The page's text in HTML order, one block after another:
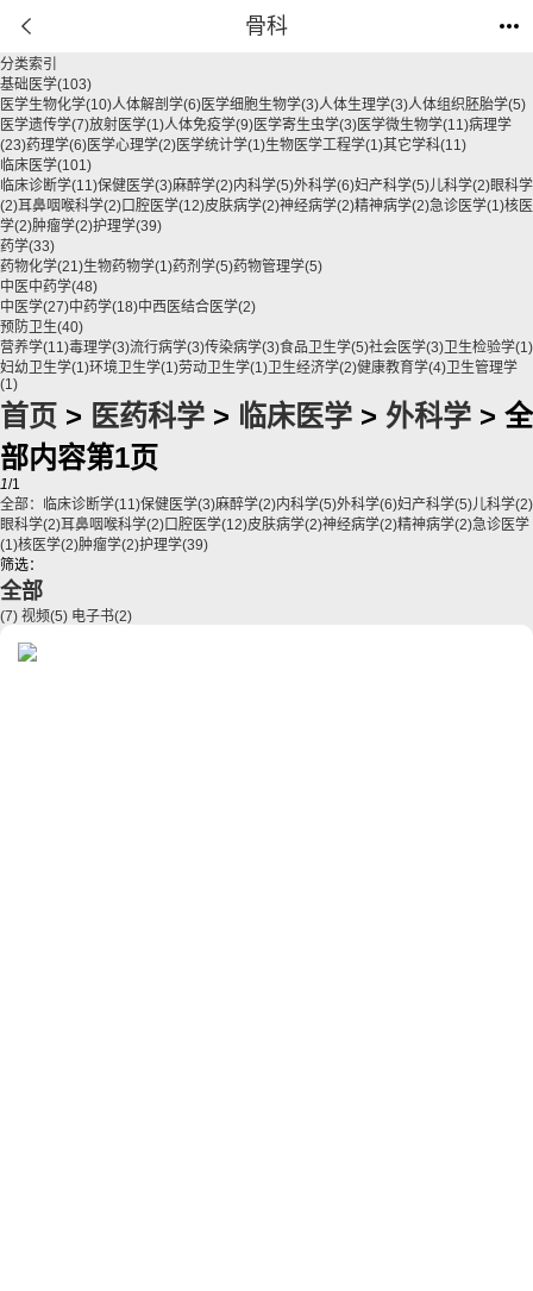
骨科
分类索引
基础医学(103)
医学生物化学(10)人体解剖学(6)医学细胞生物学(3)人体生理学(3)人体组织胚胎学(5)
医学遗传学(7)放射医学(1)人体免疫学(9)医学寄生虫学(3)医学微生物学(11)病理学
(23)药理学(6)医学心理学(2)医学统计学(1)生物医学工程学(1)其它学科(11)
临床医学(101)
临床诊断学(11)保健医学(3)麻醉学(2)内科学(5)外科学(6)妇产科学(5)儿科学(2)眼科学
(2)耳鼻咽喉科学(2)口腔医学(12)皮肤病学(2)神经病学(2)精神病学(2)急诊医学(1)核医
学(2)肿瘤学(2)护理学(39)
药学(33)
药物化学(21)生物药物学(1)药剂学(5)药物管理学(5)
中医中药学(48)
中医学(27)中药学(18)中西医结合医学(2)
预防卫生(40)
营养学(11)毒理学(3)流行病学(3)传染病学(3)食品卫生学(5)社会医学(3) 卫生检验学(1)
妇幼卫生学(1)环境卫生学(1)劳动卫生学(1) 卫生经济学(2)健康教育学(4) 卫生管理学
(1)
首页 > 医药科学 > 临床医学 > 外科学 > 全
部内容第1页
1/1
全部： 临床诊断学(11)保健医学(3)麻醉学(2)内科学(5)外科学(6)妇产科学(5)儿科学(2)
眼科学(2)耳鼻咽喉科学(2)口腔医学(12)皮肤病学(2)神经病学(2)精神病学(2)急诊医学
(1)核医学(2)肿瘤学(2)护理学(39)
筛选：
全部
(7) 视频(5) 电子书(2)